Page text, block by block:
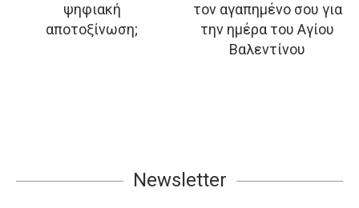
ψηφιακή
αποτοξίνωση;
τον αγαπημένο σου για
την ημέρα του Αγίου
Βαλεντίνου
Newsletter